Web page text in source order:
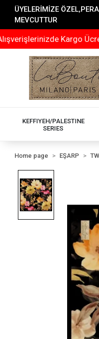
ÜYELERİMİZE
MEVCUTTUR
Kargo Ücretsizdir
KEFFIYEH/PALESTINE
SERIES
Home page EŞARP